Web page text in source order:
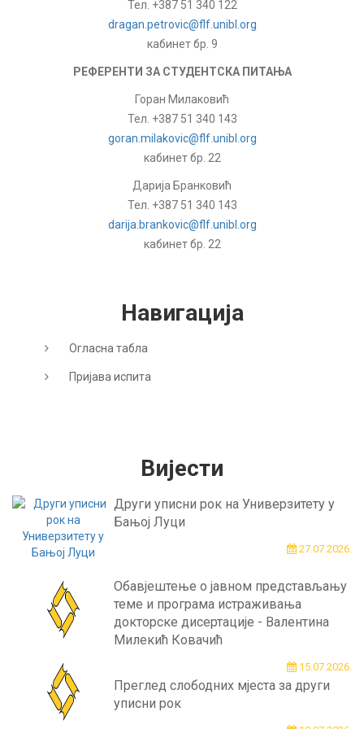
Тел. +387 51 340 122
dragan.petrovic@flf.unibl.org
кабинет бр. 9
РЕФЕРЕНТИ ЗА СТУДЕНТСКА ПИТАЊА
Горан Милаковић
Тел. +387 51 340 143
goran.milakovic@flf.unibl.org
кабинет бр. 22
Дарија Бранковић
Тел. +387 51 340 143
darija.brankovic@flf.unibl.org
кабинет бр. 22
Навигација
Огласна табла
Пријава испита
Вијести
Други уписни рок на Универзитету у
Бањој Луци
27.07.2026.
Обавјештење о јавном представљању
теме и програма истраживања
докторске дисертације - Валентина
Милекић Ковачић
15.07.2026.
Преглед слободних мјеста за други
уписни рок